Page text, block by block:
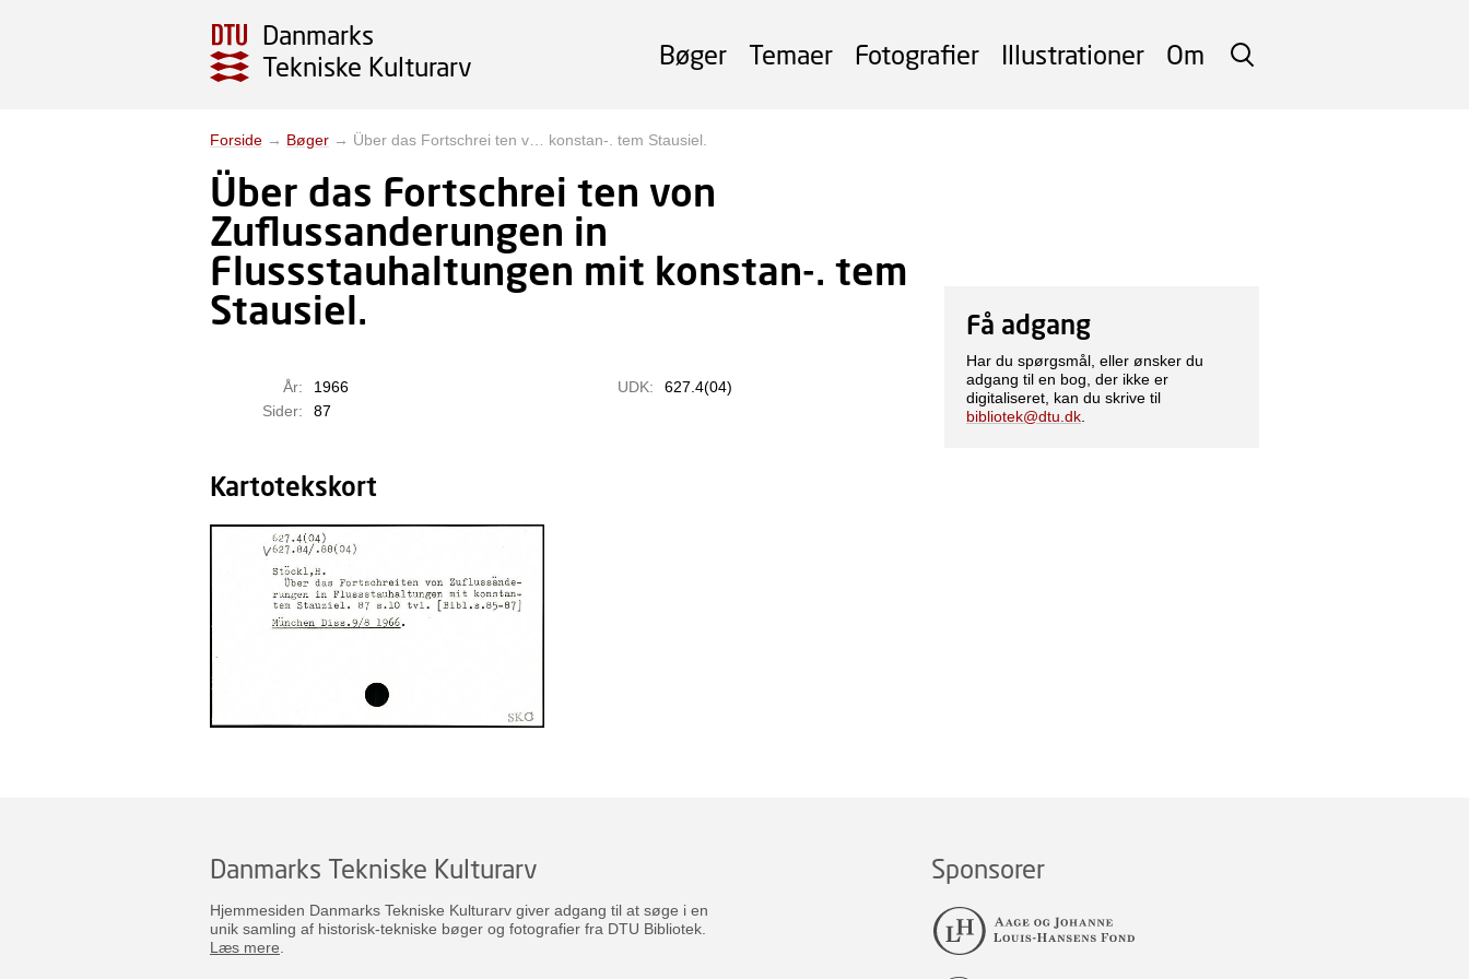
Danmarks
Tekniske Kulturarv
SØG
Bøger Temaer Fotografier Illustrationer Om
Forside → Bøger → Über das Fortschrei ten v… konstan-. tem Stausiel.
Über das Fortschrei ten von
Zuflussanderungen in
Flussstauhaltungen mit konstan-. tem
Stausiel.
År:
1966
Sider:
87
UDK: 627.4(04)
Få adgang
Har du spørgsmål, eller ønsker du
adgang til en bog, der ikke er
digitaliseret, kan du skrive til
bibliotek@dtu.dk
Kartotekskort
Danmarks Tekniske Kulturarv
Hjemmesiden Danmarks Tekniske Kulturarv giver adgang til at søge i en
unik samling af historisk-tekniske bøger og fotografier fra DTU Bibliotek.
Læs mere
Sponsorer